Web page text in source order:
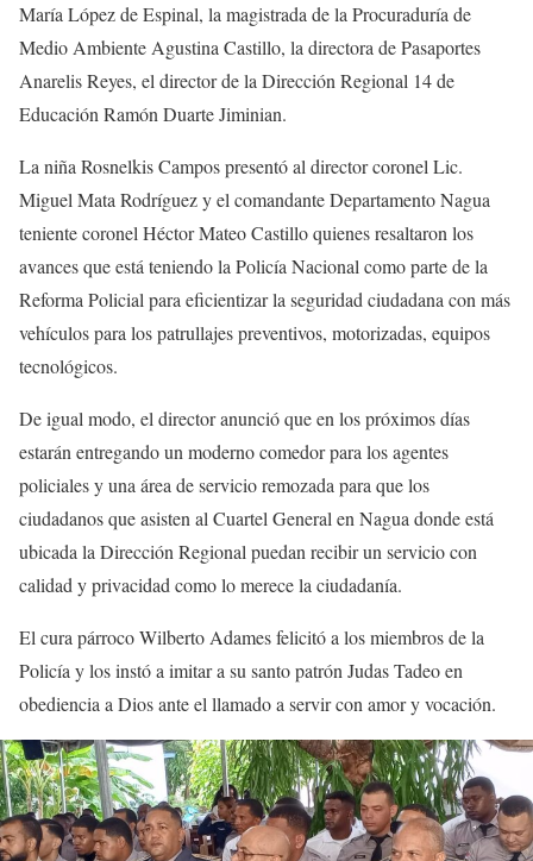
María López de Espinal, la magistrada de la Procuraduría de
Medio Ambiente Agustina Castillo, la directora de Pasaportes
Anarelis Reyes, el director de la Dirección Regional 14 de
Educación Ramón Duarte Jiminian.
La niña Rosnelkis Campos presentó al director coronel Lic.
Miguel Mata Rodríguez y el comandante Departamento Nagua
teniente coronel Héctor Mateo Castillo quienes resaltaron los
avances que está teniendo la Policía Nacional como parte de la
Reforma Policial para eficientizar la seguridad ciudadana con más
vehículos para los patrullajes preventivos, motorizadas, equipos
tecnológicos.
De igual modo, el director anunció que en los próximos días
estarán entregando un moderno comedor para los agentes
policiales y una área de servicio remozada para que los
ciudadanos que asisten al Cuartel General en Nagua donde está
ubicada la Dirección Regional puedan recibir un servicio con
calidad y privacidad como lo merece la ciudadanía.
El cura párroco Wilberto Adames felicitó a los miembros de la
Policía y los instó a imitar a su santo patrón Judas Tadeo en
obediencia a Dios ante el llamado a servir con amor y vocación.